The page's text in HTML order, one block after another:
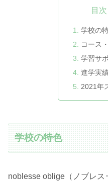
目次
学校の
コース
学習サ
進学実
2021年
学校の特色
noblesse oblige（ノブレス